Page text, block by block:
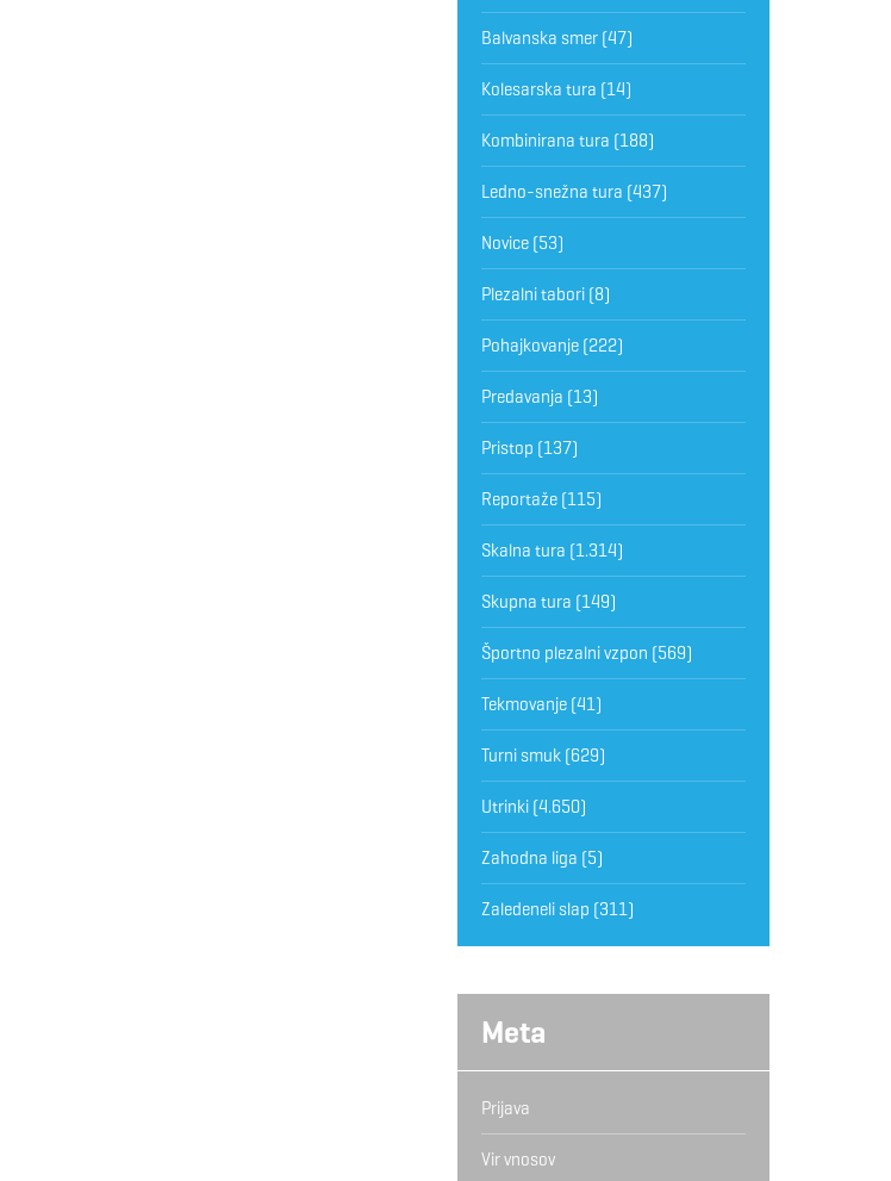
Balvanska smer(47)
Kolesarska tura (14)
Kombinirana tura (188)
Ledno-snežna tura (437)
Novice(53)
Plezalni tabori(8)
Pohajkovanje(222)
Predavanja (13)
Pristop (137)
Reportaže(115)
Skalna tura (1.314)
Skupna tura (149)
Športno plezalni vzpon (569)
Tekmovanje(41)
Turni smuk(629)
Utrinki(4.650)
Zahodna liga (5)
Zaledeneli slap (311)
Meta
Prijava
Vir vnosov